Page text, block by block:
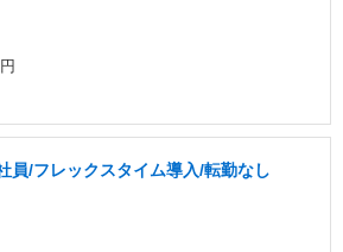
員/フレックスタイム導入/転勤なし